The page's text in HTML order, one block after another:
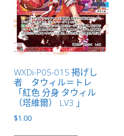
WXDi-P05-015 掲げし
者 タウィル＝トレ
「紅色 分身 タウィル
（塔維爾） LV3 」
$1.00